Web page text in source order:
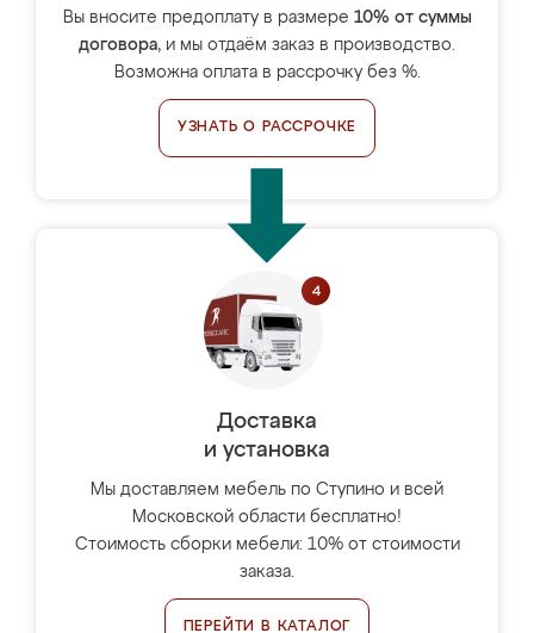
Вы вносите предоплату в размере 10% от суммы
договора, и мы отдаём заказ в производство.
Возможна оплата в рассрочку без %.
УЗНАТЬ О РАССРОЧКЕ
Доставка
и установка
Мы доставляем мебель по Ступино и всей
Московской области бесплатно!
Стоимость сборки мебели: 10% от стоимости
заказа.
ПЕРЕЙТИ В КАТАЛОГ